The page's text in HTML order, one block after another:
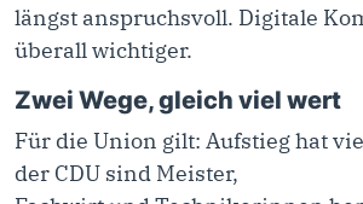
längst anspruchsvoll. Digitale
überall wichtiger.
Zwei Wege, gleich viel wert
Für die Union gilt: Aufstieg hat
der CDU sind Meister,